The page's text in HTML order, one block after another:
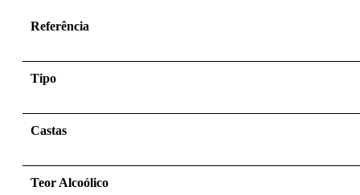
Referência
Tipo
Castas
Teor Alcoólico